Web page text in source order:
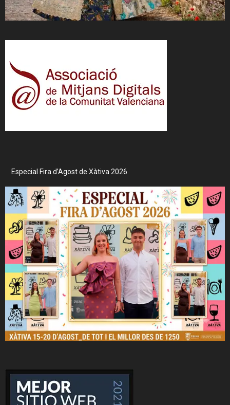
Especial Fira d’Agost de Xàtiva 2026